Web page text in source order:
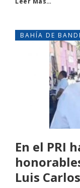
BAHÍA DE
En el PRI
Luis